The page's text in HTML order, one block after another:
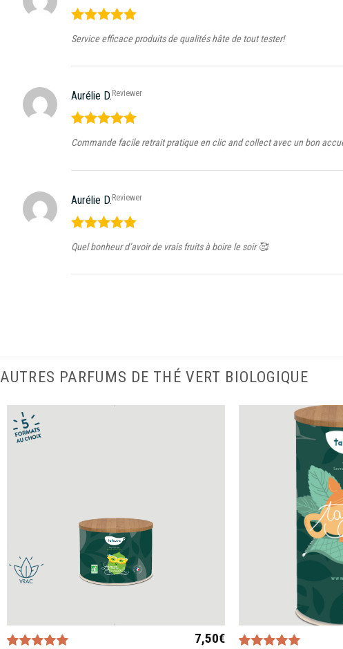
Note
sur
5
Service efficace produits de qualités hâte de tout tester!
Aurélie D. Reviewer
Note
sur
5
Commande facile retrait pratique en clic and collect avec un bon
Aurélie D.Reviewer
Note
sur
5
Quel bonheur d’avoir de vrais fruits à boire le soir 🥰
AUTRES PARFUMS DE THÉ VERT BIOLOGIQUE
7,50€